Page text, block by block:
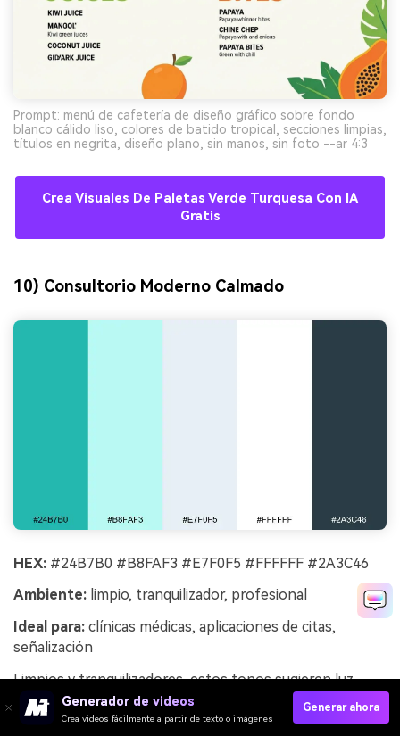
Prompt: menú de cafetería de diseño gráfico sobre fondo
blanco cálido liso, colores de batido tropical, secciones limpias,
títulos en negrita, diseño plano, sin manos, sin foto --ar 4:3
Crea Visuales De Paletas Verde Turquesa Con IA
Gratis
10) Consultorio Moderno Calmado
HEX: #24B7B0 #B8FAF3 #E7F0F5 #FFFFFF #2A3C46
Ambiente: limpio, tranquilizador, profesional
Ideal para: clínicas médicas, aplicaciones de citas,
señalización
Limpios y tranquilizadores, estos tonos sugieren luz
estéril, agua clara y profesionalismo calmado. El blanco
brillante mantiene la interfaz abierta, mientras que el
Generador de videos
Crea videos fácilmente a partir de texto o imágenes
Generar ahora